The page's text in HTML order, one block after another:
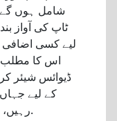
شامل ہوں
ٹاپ کی آواز
لیے کسی
اس کا
ڈیوائس شیئر
کے لیے
رہیں، نیچے دیے گئے طریقوں پر غور کریں۔.